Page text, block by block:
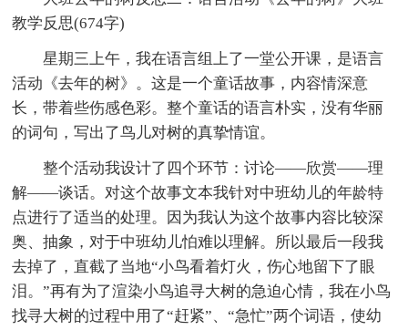
教学反思(674字)
星期三上午，我在语言组上了一堂公开课，是语言
活动《去年的树》。这是一个童话故事，内容情深意
长，带着些伤感色彩。整个童话的语言朴实，没有华丽
的词句，写出了鸟儿对树的真挚情谊。
整个活动我设计了四个环节：讨论――欣赏――理
解――谈话。对这个故事文本我针对中班幼儿的年龄特
点进行了适当的处理。因为我认为这个故事内容比较深
奥、抽象，对于中班幼儿怕难以理解。所以最后一段我
去掉了，直截了当地“小鸟看着灯火，伤心地留下了眼
泪。”再有为了渲染小鸟追寻大树的急迫心情，我在小鸟
找寻大树的过程中用了“赶紧”、“急忙”两个词语，使幼